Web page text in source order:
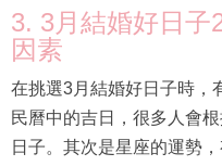
3. 3月結婚好日子
因素
在挑選3月結婚好日子時，
民曆中的吉日，很多人會
日子。其次是星座的運勢